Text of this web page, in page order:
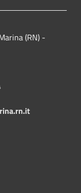
(RN) -